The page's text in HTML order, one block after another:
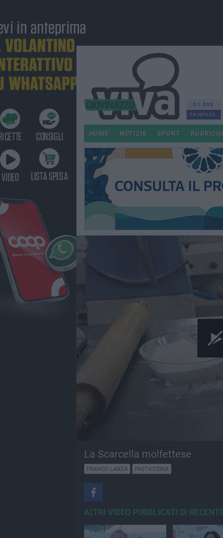
21.595
FANPAGE
HOME NOTIZIE SPORT
La Scarcella molfettese
FRANCO LANZA PASTICCERIA
ALTRI VIDEO PUBBLICATI DI RECENTE